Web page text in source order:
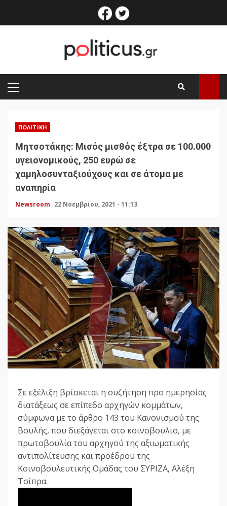
facebook
PRIMARY
MENU
ΠΟΛΙΤΙΚΉ
Μητσοτάκης: Μισός μισθός έξτρα σε 100.000
υγειονομικούς, 250 ευρώ σε
χαμηλοσυνταξιούχους και σε άτομα με
αναπηρία
Newsroom 22 Νοεμβρίου, 2021 - 11:13
Σε εξέλιξη βρίσκεται η συζήτηση προ ημερησίας
διατάξεως σε επίπεδο αρχηγών κομμάτων,
σύμφωνα με το άρθρο 143 του Κανονισμού της
Βουλής, που διεξάγεται στο κοινοβούλιο, με
πρωτοβουλία του αρχηγού της αξιωματικής
αντιπολίτευσης και προέδρου της
Κοινοβουλευτικής Ομάδας του ΣΥΡΙΖΑ, Αλέξη
Τσίπρα.